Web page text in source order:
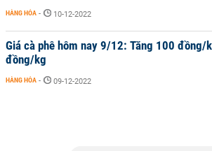
HÀNG HÓA - 10-12-2022
Giá cà phê hôm nay 9/12: Tăng 100 đồng/
đồng/kg
HÀNG HÓA - 09-12-2022